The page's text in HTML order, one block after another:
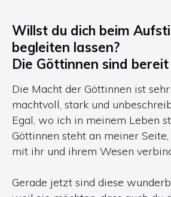
Willst du dich beim
begleiten lassen?
Die Göttinnen sind
Die Macht der Göttinnen ist
machtvoll, stark und
Egal, wo ich in meinem Leben
Göttinnen steht an meiner
mit ihr und ihrem Wesen
Gerade jetzt sind diese